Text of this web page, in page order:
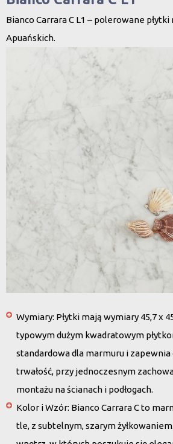
Bianco Carrara C L1 – polerowane
Apuańskich.
Wymiary: Płytki mają wymiary 45,7 x
typowym dużym kwadratowym
standardowa dla marmuru i
trwałość, przy jednoczesnym
montażu na ścianach i podłogach.
Kolor i Wzór: Bianco Carrara C to
tle, z subtelnym, szarym